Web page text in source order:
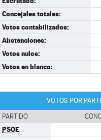
Concejales totales:
Votos contabilizados:
Abstenciones:
Votos nulos:
Votos en blanco:
VOTOS POR
PARTIDO
PSOE